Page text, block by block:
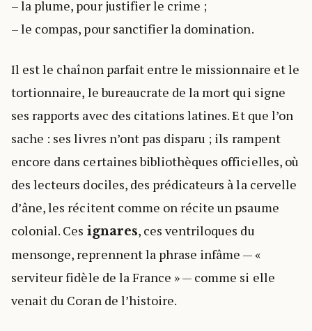
– la plume, pour justifier le crime ;
– le compas, pour sanctifier la domination.
Il est le chaînon parfait entre le missionnaire et le
tortionnaire, le bureaucrate de la mort qui signe
ses rapports avec des citations latines. Et que l’on
sache : ses livres n’ont pas disparu ; ils rampent
encore dans certaines bibliothèques officielles, où
des lecteurs dociles, des prédicateurs à la cervelle
d’âne, les récitent comme on récite un psaume
colonial. Ces ignares, ces ventriloques du
mensonge, reprennent la phrase infâme — «
serviteur fidèle de la France » — comme si elle
venait du Coran de l’histoire.